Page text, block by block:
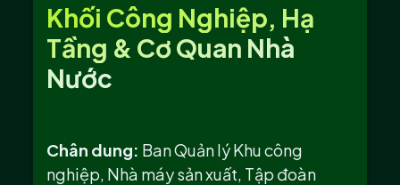
Khối Công Nghiệp, Hạ
Tầng & Cơ Quan Nhà
Nước
Chân dung: Ban Quản lý Khu công
nghiệp, Nhà máy sản xuất, Tập đoàn